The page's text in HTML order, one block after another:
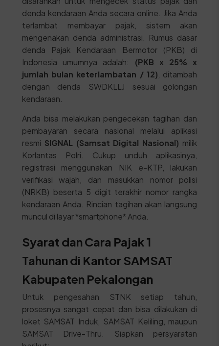
denda kendaraan Anda secara online. Jika Anda
terlambat membayar pajak, sistem akan
mengenakan denda administrasi. Rumus dasar
denda Pajak Kendaraan Bermotor (PKB) di
Indonesia umumnya adalah: (PKB x 25% x
jumlah bulan keterlambatan / 12) , ditambah
dengan denda SWDKLLJ sesuai golongan
kendaraan.
Anda bisa melakukan pengecekan tagihan dan
pembayaran secara nasional melalui aplikasi
resmi SIGNAL (Samsat Digital Nasional) milik
Korlantas Polri. Cukup unduh aplikasinya,
registrasi menggunakan NIK e-KTP, lakukan
verifikasi wajah, dan masukkan nomor polisi
(NRKB) beserta 5 digit terakhir nomor rangka
kendaraan Anda. Rincian tagihan akan langsung
muncul di layar *smartphone* Anda.
Syarat dan Cara Pajak 1
Tahunan di Kantor SAMSAT
Kabupaten Pekalongan
Untuk pengesahan STNK setiap tahun,
prosesnya sangat cepat dan bisa dilakukan di
loket SAMSAT Induk, SAMSAT Keliling, maupun
SAMSAT Drive-Thru. Siapkan persyaratan